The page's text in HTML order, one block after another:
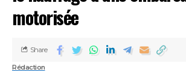
motorisée
Rédaction
Share